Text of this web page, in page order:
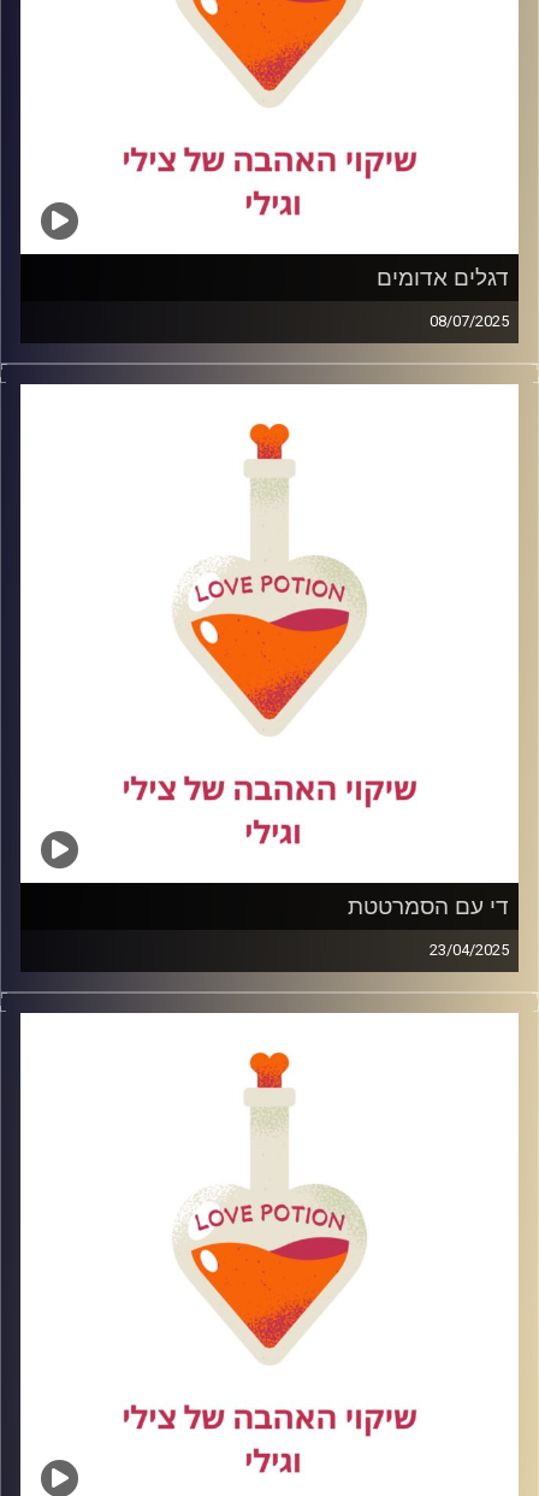
דגלים אדומים
08/07/2025
בכל היכרות חדשה אנחנו נתקלים בדגלים ,חלקם ירוקים
ומרגיעים, אחרים אדומים ומהבהבים. בפרק היום נדבר על
דגלים אדומים בתחילתו של קשר, איך מזהים אותם בזמן, מה
עושים כשהם מופיעים, ואיך לא לפספס גם את הדגלים
די עם הסמרטטת
23/04/2025
הגיע הזמן לא להיות פאתטית את לא סמרטוט רצפה לפעמים
אנחנו מוצאות את עצמנו נלחמות על מערכות יחסים רומנטיות
שלא באמת טובות, מכבדות או מתאימות לנו, ובדרך – מאבדות
את עצמנו. בפרק של היום נדבר על איך לזהות את הרגע שבו
אנחנו מתפשרות, רודפות, ואפילו מבטלות את עצמנו – במקום
לזכור את הערך האמיתי שלנו, ואת הכוח שיש לנו בתור נשים.